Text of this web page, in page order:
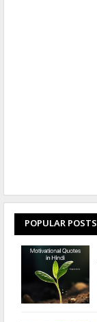
POPULAR POSTS